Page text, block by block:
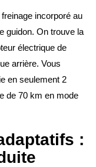
incorporé au
guidon. On trouve la
électrique de
arrière. Vous
en seulement 2
de 70 km en mode
: